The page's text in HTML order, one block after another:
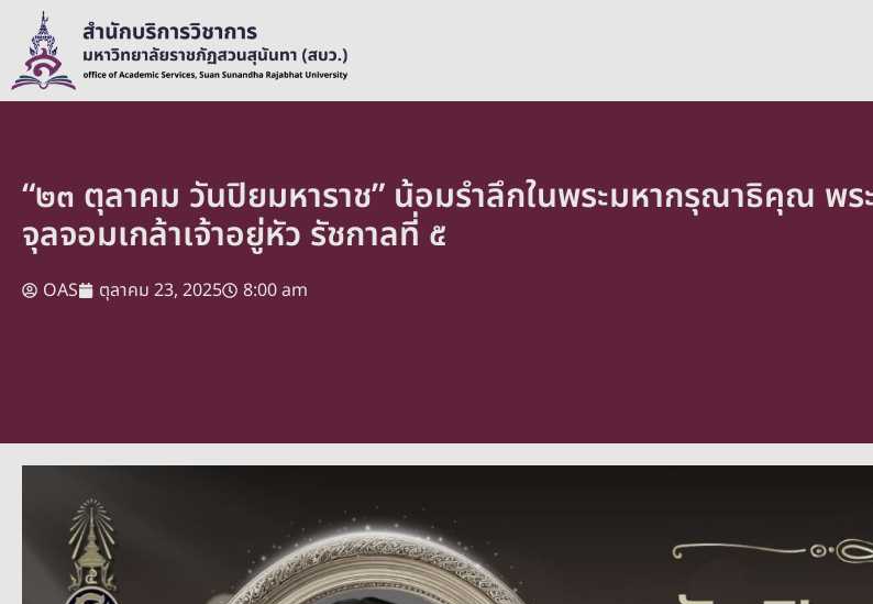
“๒๓ ตุลาคม วันปิยมหาราช” น้อมรำลึกในพระมหากรุณาธิคุณ พร
จุลจอมเกล้าเจ้าอยู่หัว รัชกาลที่ ๕
OAS ตุลาคม 23, 2025 8:00 am